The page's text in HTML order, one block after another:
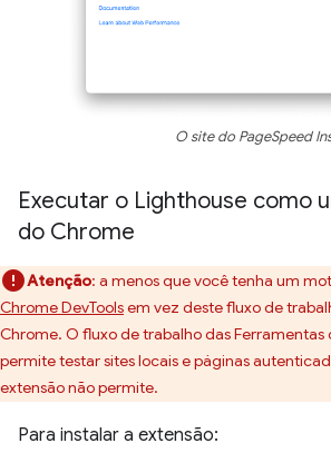
O site do PageSpeed
Executar o Lighthouse como
do Chrome
Atenção: a menos que você tenha um
Chrome DevToolsem vez deste fluxo de
Chrome. O fluxo de trabalho das Ferramentas
permite testar sites locais e páginas
extensão não permite.
Para instalar a extensão: